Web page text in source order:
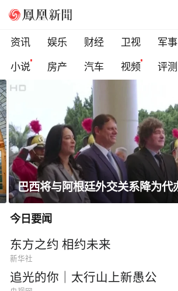
资讯 娱乐 财经 卫视 军事
小说
房产 汽车 视频 评测
一条隐蔽精干、长期潜伏的道路
今日要闻
东方之约 相约未来
新华社
追光的你｜太行山上新愚公